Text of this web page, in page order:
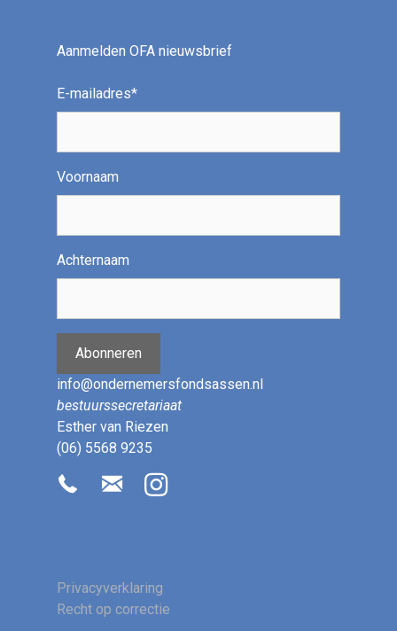
Aanmelden OFA nieuwsbrief
E-mailadres*
Voornaam
Achternaam
Abonneren
info@ondernemersfondsassen.nl
bestuurssecretariaat
Esther van Riezen
(06) 5568 9235
Privacyverklaring
Recht op correctie